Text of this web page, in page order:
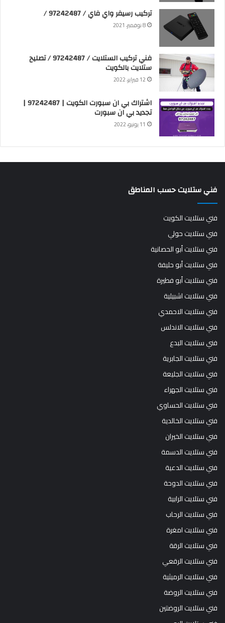
تركيب رسيفر واي فاي / 97242487 /
8 نوفمبر، 2021
فني تركيب الستلايت / 97242487 / تصليح
ستلايت بالكويت
12 فبراير، 2022
اشتراك بي ان سبورت الكويت | 97242487 |
تجديد بي ان سبورت
11 يونيو، 2022
فني ستلايت حسب المناطق
فني ستلايت الكويت
فني ستلايت حولي
فني ستلايت أبو الحصانية
فني ستلايت أبو حليفة
فني ستلايت أبو فطيرة
فني ستلايت اشبيلية
فني ستلايت الاحمدي
فني ستلايت الاندلس
فني ستلايت البدع
فني ستلايت الجابرية
فني ستلايت الجليعة
فني ستلايت الجهراء
فني ستلايت الحساوي
فني ستلايت الخالدية
فني ستلايت الخيران
فني ستلايت الدسمة
فني ستلايت الدعية
فني ستلايت الدوحة
فني ستلايت الرابية
فني ستلايت الرحاب
فني ستلايت امغرة
فني ستلايت الرقة
فني ستلايت الرقعي
فني ستلايت الرميثية
فني ستلايت الروضة
فني ستلايت الروضتين